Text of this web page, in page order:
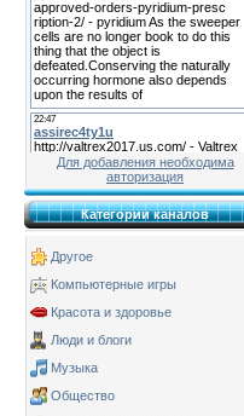
Для добавления необходима
авторизация
Категории каналов
Другое
Компьютерные игры
Красота и здоровье
Люди и блоги
Музыка
Общество